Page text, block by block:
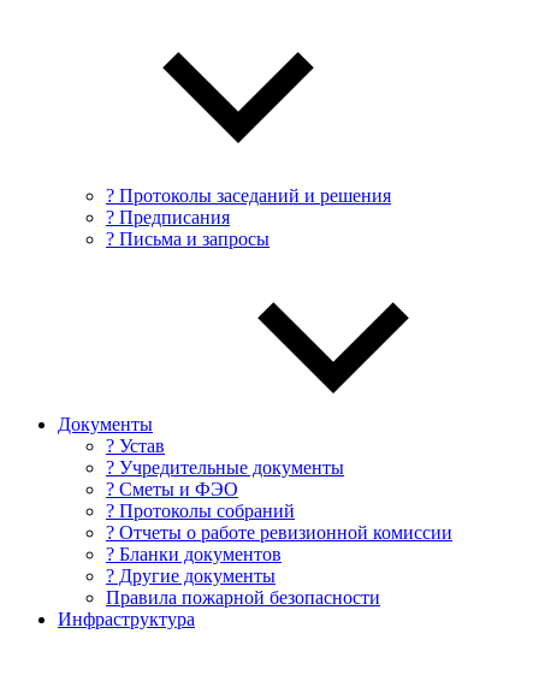
? Протоколы заседаний и решения
? Предписания
? Письма и запросы
Документы
? Устав
? Учредительные документы
? Сметы и ФЭО
? Протоколы собраний
? Отчеты о работе ревизионной комиссии
? Бланки документов
? Другие документы
Правила пожарной безопасности
Инфраструктура